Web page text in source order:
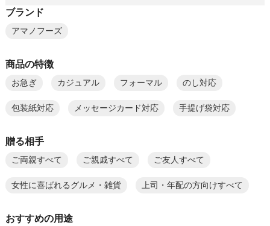
ブランド
アマノフーズ
商品の特徴
お急ぎ カジュアル フォーマル のし対応
包装紙対応 メッセージカード対応 手提げ袋対応
贈る相手
ご両親すべて ご親戚すべて ご友人すべて
女性に喜ばれるグルメ・雑貨 上司・年配の方向けすべて
おすすめの用途